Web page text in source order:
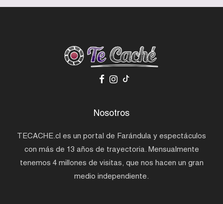
Nosotros
TECACHE.cl es un portal de Farándula y espectáculos
con más de 13 años de trayectoria. Mensualmente
tenemos 4 millones de visitas, que nos hacen un gran
medio independiente.